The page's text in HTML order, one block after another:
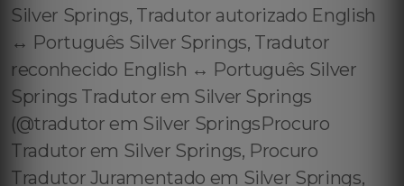
Silver Springs, Tradutor autorizado English
↔️ Português Silver Springs, Tradutor
reconhecido English ↔️ Português Silver
Springs Tradutor em Silver Springs
(@tradutor em Silver SpringsProcuro
Tradutor em Silver Springs, Procuro
Tradutor Juramentado em Silver Springs,